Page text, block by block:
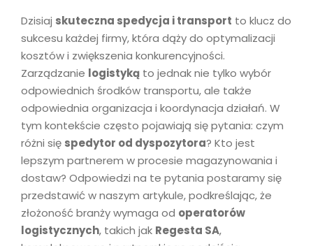
Dzisiaj skuteczna spedycja i transport to klucz do
sukcesu każdej firmy, która dąży do optymalizacji
kosztów i zwiększenia konkurencyjności.
Zarządzanie logistyką to jednak nie tylko wybór
odpowiednich środków transportu, ale także
odpowiednia organizacja i koordynacja działań. W
tym kontekście często pojawiają się pytania: czym
różni się spedytor od dyspozytora? Kto jest
lepszym partnerem w procesie magazynowania i
dostaw? Odpowiedzi na te pytania postaramy się
przedstawić w naszym artykule, podkreślając, że
złożoność branży wymaga od operatorów
logistycznych, takich jak Regesta SA,